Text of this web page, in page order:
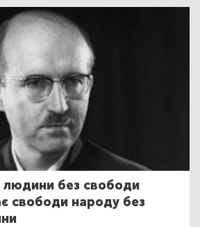
без свободи
свободи народу без